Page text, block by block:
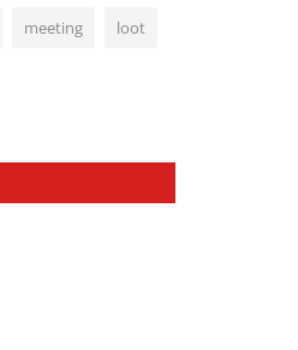
meeting loot